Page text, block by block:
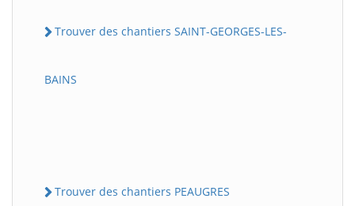
Trouver des chantiers SAINT-GEORGES-LES-
BAINS
Trouver des chantiers PEAUGRES